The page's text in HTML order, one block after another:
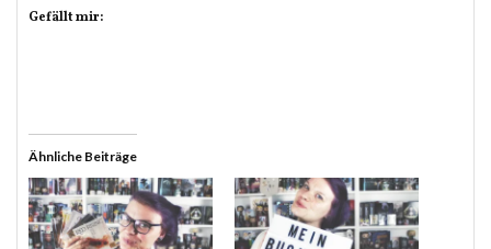
Gefällt mir:
Ähnliche Beiträge